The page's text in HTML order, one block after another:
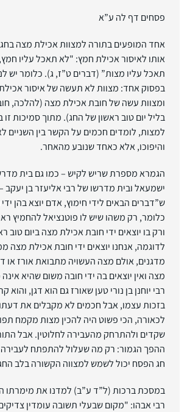
פסחים דף לה ע”א
אחד המופעים בתורה למצוות אכילת מצה
אותו לאיסור אכילת חמץ: "לא תאכל עליו
תאכל עליו מצות” (דברים ט”ז, ג). כלומר יש
בפסוק אחד: מצוות לא תעשה של איסור
ומצוות עשה של חובת אכילת מצה (להלכה,
בליל יום טוב ראשון של החג). מתוך סמיכות
למצות, לומדים חכמים על הקשר בין השניים
והיפוכו, אלא כאחד שנובע מהאחר.
הגמרא מספרת שריש לקיש – כמו גם בית
ישמעאל ובית מדרשו של רבי אליעזר בן
ש”דברים הבאים לידי חימוץ, אדם יוצא בהן
כלומר, רק משהו שיש לו פוטנציאל להחמיץ
ורק בו יוצאים ידי חובת אכילת מצה ביום טוב
לדוגמה, אנחנו יוצאים ידי חובת אכילת מצה
מדגנים, אולם מצה העשויה מתבואת אורז או
מצה ואין יוצאים בה ידי חובה משום שהיא
רבי יוחנן בן נורי טען שאורז גם הוא דגן, והוא
בזכות עצמו, אבל חכמים לא מקבלים את
לכאורה, הכי פשוט היה להכין מצות מקמח
שקדים ולהתרחק מהעבירה לחלוטין. אבל
ההפך הגמור: רק מה שעלול להתפתח
חג הפסח יכול לשמש למצווה הקשורה בלב
במסכת ברכות (ל”ד ע”ב) למדנו את
רבי אבהו: "מקום שבעלי תשובה עומדין